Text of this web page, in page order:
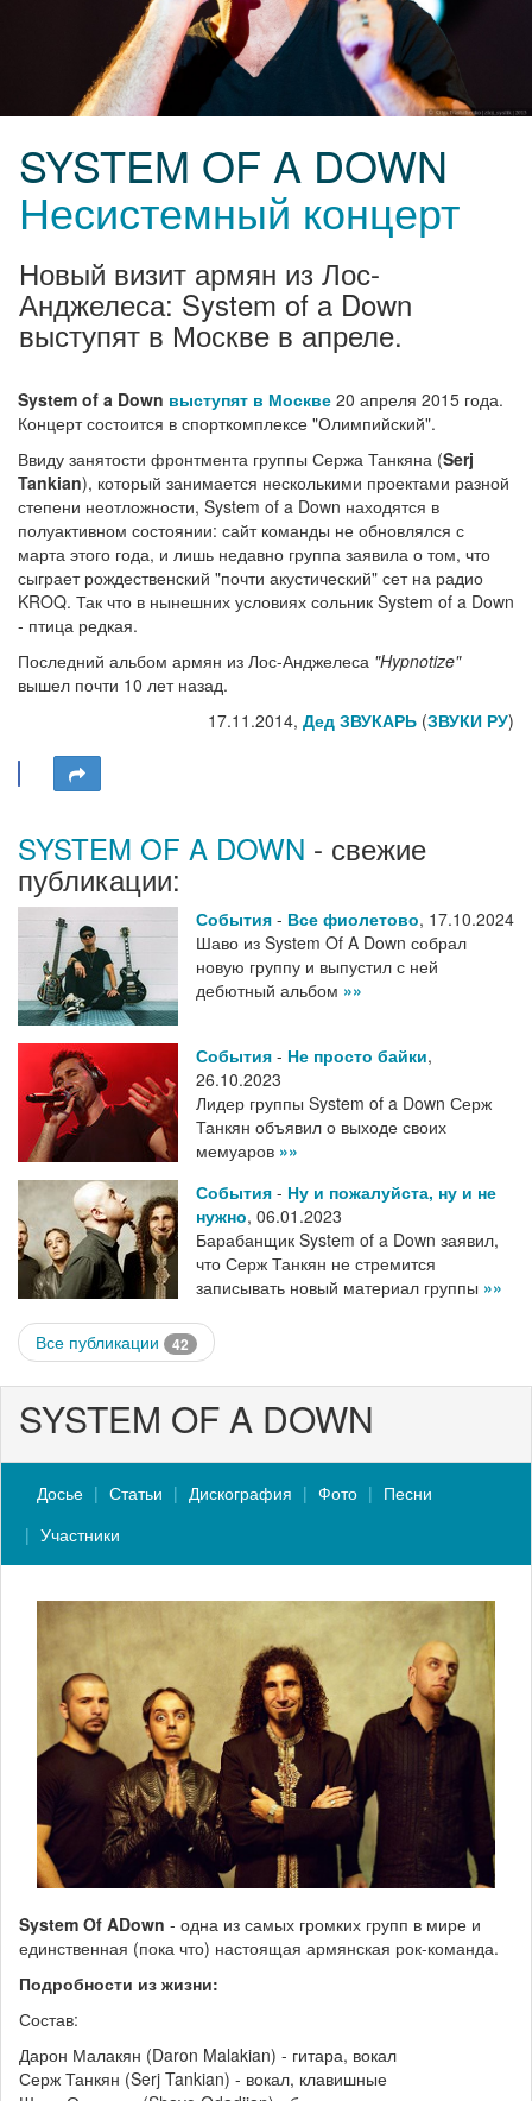
SYSTEM OF A DOWN
Несистемный концерт
Новый визит армян из Лос-
Анджелеса: System of a Down
выступят в Москве в апреле.
System of a Down выступят в Москве 20 апреля 2015 года.
Концерт состоится в спорткомплексе "Олимпийский".
Ввиду занятости фронтмента группы Сержа Танкяна (Serj
Tankian), который занимается несколькими проектами разной
степени неотложности, System of a Down находятся в
полуактивном состоянии: сайт команды не обновлялся с
марта этого года, и лишь недавно группа заявила о том, что
сыграет рождественский "почти акустический" сет на радио
KROQ. Так что в нынешних условиях сольник System of a Down
- птица редкая.
Последний альбом армян из Лос-Анджелеса "Hypnotize"
вышел почти 10 лет назад.
17.11.2014, Дед ЗВУКАРЬ (ЗВУКИ РУ)
SYSTEM OF A DOWN - свежие
публикации:
События - Все фиолетово, 17.10.2024
Шаво из System Of A Down собрал
новую группу и выпустил с ней
дебютный альбом »»
События - Не просто байки,
26.10.2023
Лидер группы System of a Down Серж
Танкян объявил о выходе своих
мемуаров »»
События - Ну и пожалуйста, ну и не
нужно, 06.01.2023
Барабанщик System of a Down заявил,
что Серж Танкян не стремится
записывать новый материал группы »»
Все публикации 42
SYSTEM OF A DOWN
Досье Статьи Дискография Фото
Песни
Участники
System Of ADown - одна из самых громких групп в мире и
единственная (пока что) настоящая армянская рок-команда.
Подробности из жизни:
Состав:
Дарон Малакян (Daron Malakian) - гитара, вокал
Серж Танкян (Serj Tankian) - вокал, клавишные